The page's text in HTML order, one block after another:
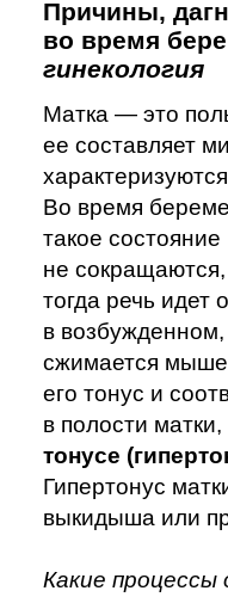
Причины,
во время
гинекология
Матка — это
ее составляет
Во время
такое
не
тогда речь
в
сжимается
его тонус и
в полости
тонусе
Гипертонус
выкидыша или
Какие